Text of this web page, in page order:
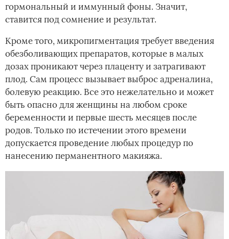
гормональный и иммунный фоны. Значит,
ставится под сомнение и результат.
Кроме того, микропигментация требует введения
обезболивающих препаратов, которые в малых
дозах проникают через плаценту и затрагивают
плод. Сам процесс вызывает выброс адреналина,
болевую реакцию. Все это нежелательно и может
быть опасно для женщины на любом сроке
беременности и первые шесть месяцев после
родов. Только по истечении этого времени
допускается проведение любых процедур по
нанесению перманентного макияжа.